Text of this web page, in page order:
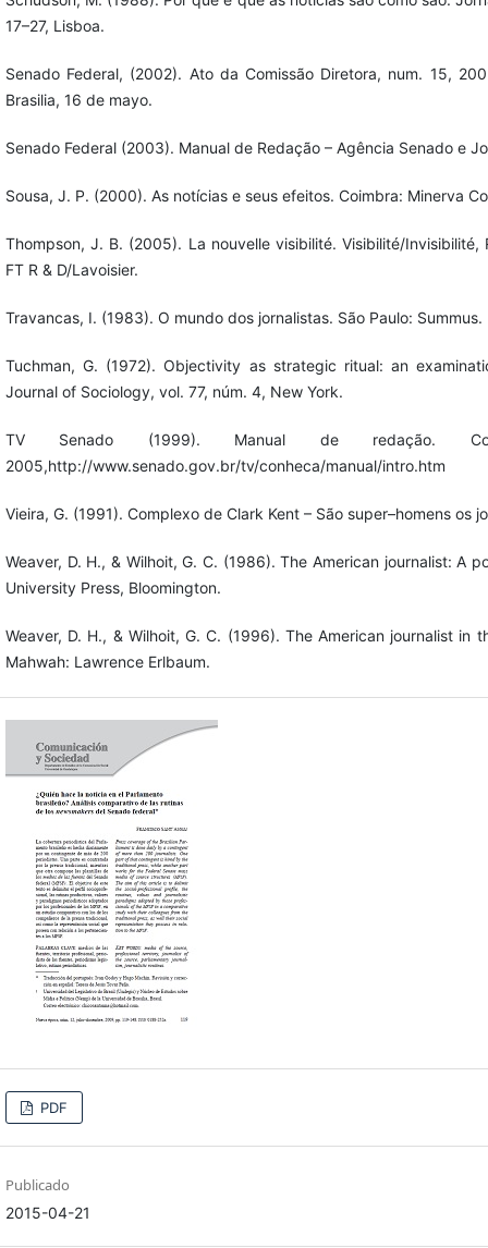
17–27, Lisboa.
Senado Federal, (2002). Ato da Comissão Diretora, num. 15,
Brasilia, 16 de mayo.
Senado Federal (2003). Manual de Redação – Agência Senado e
Sousa, J. P. (2000). As notícias e seus efeitos. Coimbra: Minerva
Thompson, J. B. (2005). La nouvelle visibilité. Visibilité/
FT R & D/Lavoisier.
Travancas, I. (1983). O mundo dos jornalistas. São Paulo: Summus.
Tuchman, G. (1972). Objectivity as strategic ritual: an
Journal of Sociology, vol. 77, núm. 4, New York.
TV Senado (1999). Manual de redação.
2005,http://www.senado.gov.br/tv/conheca/manual/intro.htm
Vieira, G. (1991). Complexo de Clark Kent – São super–homens os
Weaver, D. H., & Wilhoit, G. C. (1986). The American journalist: A
University Press, Bloomington.
Weaver, D. H., & Wilhoit, G. C. (1996). The American journalist
Mahwah: Lawrence Erlbaum.
PDF
Publicado
2015-04-21